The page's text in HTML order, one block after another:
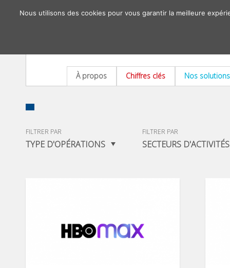
À propos Chiffres clés Nos solutions
FILTRER PAR
TYPE D'OPÉRATIONS
FILTRER PAR
SECTEURS D'ACTIVITÉS
Nous utilisons des cookies pour vous garantir la meilleure